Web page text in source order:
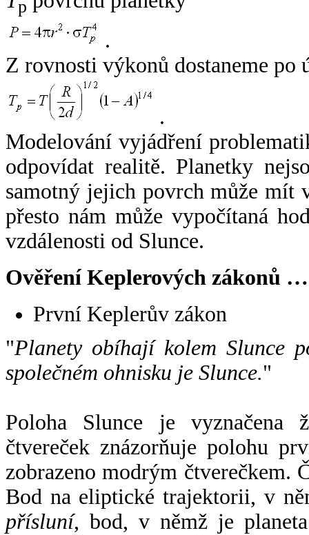
p
.
Z rovnosti výkonů dostaneme po
.
Modelování vyjádření
odpovídat realitě. Planetky
samotný jejich povrch může mít
přesto nám může vypočítaná
vzdálenosti od Slunce.
Ověření Keplerových zákonů …
První Keplerův zákon
"Planety obíhají kolem Slunce
společném ohnisku je Slunce."
Poloha Slunce je vyznačena
čtvereček znázorňuje polohu
zobrazeno modrým čtverečkem.
Bod na eliptické trajektorii, v
přísluní, bod, v němž je